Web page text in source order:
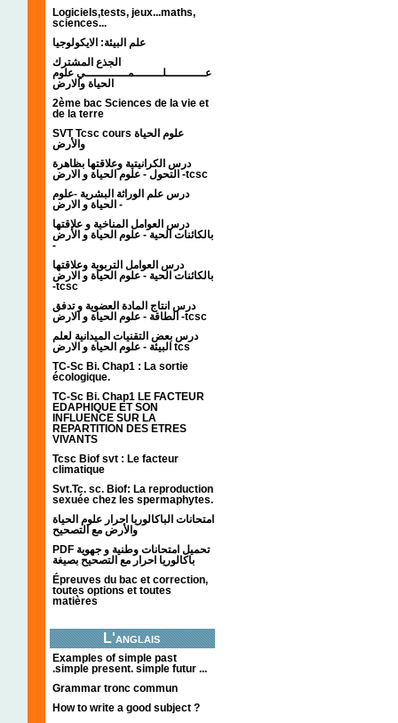
Logiciels,tests, jeux...maths,
sciences...
علم البيئة: الايكولوجيا
الجذع المشترك
عـــــــــــلــــــــمــــــــــــي علوم
الحياة والارض
2ème bac Sciences de la vie et
de la terre
SVT Tcsc cours علوم الحياة
والأرض
درس الكرانيتية وعلاقتها بظاهرة
التحول - علوم الحياة و الارض -tcsc
درس علم الوراثة البشرية -علوم
الحياة و الارض -
درس العوامل المناخية و علاقتها
بالكائنات الحية - علوم الحياة و الأرض
-
درس العوامل التربوية وعلاقتها
بالكائنات الحية - علوم الحياة و الارض
-tcsc
درس انتاج المادة العضوية و تدفق
الطاقة - علوم الحياة و الارض -tcsc
درس بعض التقنيات الميدانية لعلم
البيئة - علوم الحياة و الارض tcs
TC-Sc Bi. Chap1 : La sortie
écologique.
TC-Sc Bi. Chap1 LE FACTEUR
EDAPHIQUE ET SON
INFLUENCE SUR LA
REPARTITION DES ETRES
VIVANTS
Tcsc Biof svt : Le facteur
climatique
Svt.Tc. sc. Biof: La reproduction
sexuée chez les spermaphytes.
امتحانات الباكالوريا احرار علوم الحياة
والأرض مع التصحيح
PDF تحميل امتحانات وطنية و جهوية
باكالوريا احرار مع التصحيح بصيغة
Épreuves du bac et correction,
toutes options et toutes
matières
L'anglais
Examples of simple past
.simple present. simple futur ...
Grammar tronc commun
How to write a good subject ?